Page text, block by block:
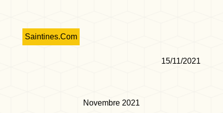
Saintines.Com
15/11/2021
Novembre 2021